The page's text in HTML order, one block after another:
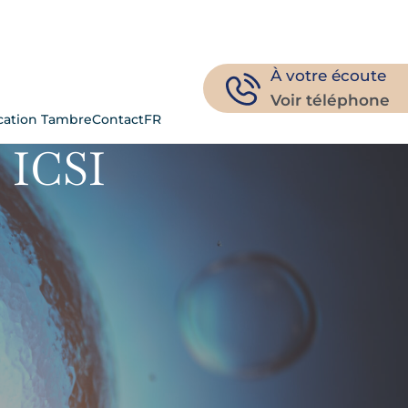
TambreContactFR
À votre écoute
Voir téléphone
ICSI